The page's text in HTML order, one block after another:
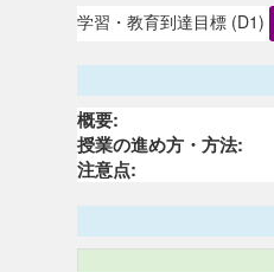
学習・教育到達目標 (D1)
概要:
授業の進め方・方法:
注意点: